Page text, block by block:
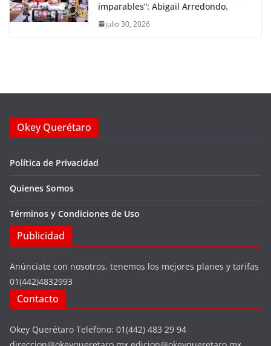
imparables”: Abigail Arredondo.
julio 30, 2026
Okey Querétaro
Política de Privacidad
Quienes Somos
Términos y Condiciones de Uso
Publicidad
Anúnciate con nosotros, tenemos los mejores planes y tarifas
01(442)4832993
Contacto
Okey Querétaro Telefono: 01(442) 483 29 94